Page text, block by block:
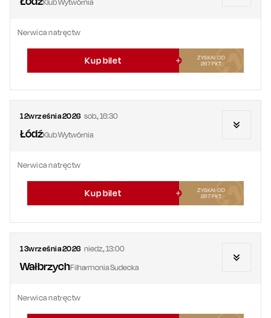
Klub Wytwórnia
Nerwica natręctw
Kup bilet
ZYSKAJ OD
267PKT
12września2026 sob.,16:30
ŁódźKlub Wytwórnia
Nerwica natręctw
Kup bilet
ZYSKAJ OD
267PKT
13września2026 niedz.,13:00
WałbrzychFilharmonia Sudecka
Nerwica natręctw